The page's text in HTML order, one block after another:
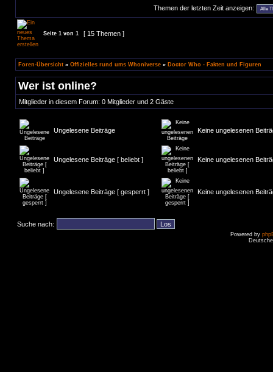
Themen der letzten Zeit anzeigen:
Seite 1 von 1 [ 15 Themen ]
Foren-Übersicht » Offizielles rund ums Whoniverse » Doctor Who - Fakten und Figuren
Wer ist online?
Mitglieder in diesem Forum: 0 Mitglieder und 2 Gäste
Ungelesene Beiträge Keine ungelesenen
Ungelesene Beiträge [ beliebt ] Keine ungelesenen
Ungelesene Beiträge [ gesperrt ] Keine ungelesenen
Suche nach:
Powered by